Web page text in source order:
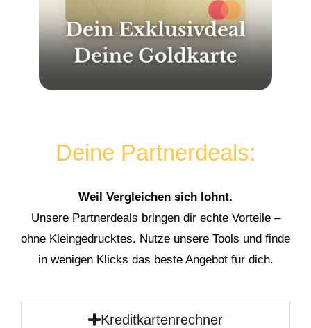
Deine Partnerdeals:
Weil Vergleichen sich lohnt.
Unsere Partnerdeals bringen dir echte Vorteile –
ohne Kleingedrucktes. Nutze unsere Tools und finde
in wenigen Klicks das beste Angebot für dich.
Kreditkartenrechner